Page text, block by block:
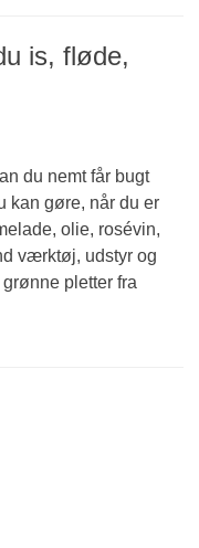
is, fløde,
du nemt får bugt
kan gøre, når du er
olie, rosévin,
værktøj, udstyr og
pletter fra